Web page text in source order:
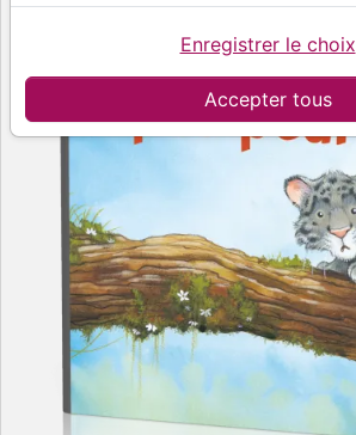
Accepter tous
Enregistrer le choix